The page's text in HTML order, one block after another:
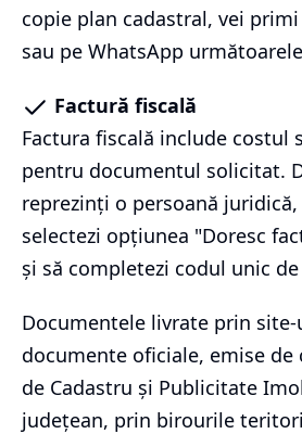
copie plan cadastral, vei
sau pe WhatsApp
Factură fiscală
Factura fiscală include costul
pentru documentul solicitat.
reprezinți o persoană
selectezi opțiunea "Doresc
și să completezi codul unic
Documentele livrate prin
documente oficiale, emise de
de Cadastru și Publicitate
județean, prin birourile